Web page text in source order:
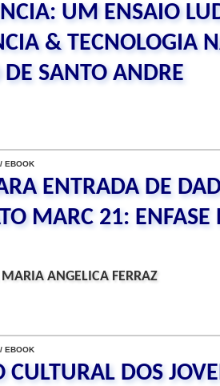
UM ENSAIO
& TECNOLOGIA
SANTO ANDRE
EBOOK
ENTRADA DE
MARC 21: ENFASE
ANGELICA FERRAZ
EBOOK
CULTURAL DOS